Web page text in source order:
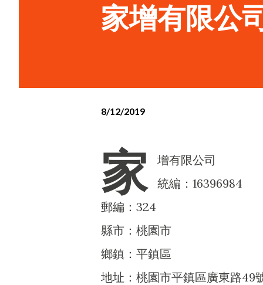
家增有限公
8/12/2019
家
增有限公司
統編：16396984
郵編：324
縣市：桃園市
鄉鎮：平鎮區
地址：桃園市平鎮區廣東路49